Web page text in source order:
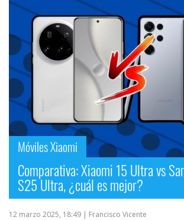
Móviles Xiaomi
Comparativa: Xiaomi 15 Ultra vs
S25 Ultra, ¿cuál es mejor?
12 marzo 2025, 18:49 | Francisco Vicente